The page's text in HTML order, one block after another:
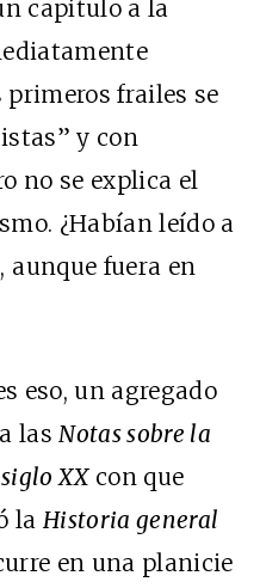
capítulo a la
primeros frailes se
y con
no se explica el
¿Habían leído a
aunque fuera en
eso, un agregado
lasNotas sobre la
XXcon que
la Historia general
en una planicie